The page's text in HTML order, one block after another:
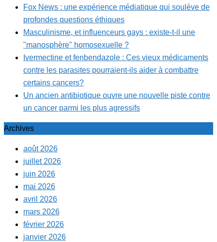
Fox News : une expérience médiatique qui soulève de
profondes questions éthiques
Masculinisme, et influenceurs gays : existe-t-il une
"manosphère" homosexuelle ?
Ivermectine et fenbendazole : Ces vieux médicaments
contre les parasites pourraient-ils aider à combattre
certains cancers?
Un ancien antibiotique ouvre une nouvelle piste contre
un cancer parmi les plus agressifs
Archives
août 2026
juillet 2026
juin 2026
mai 2026
avril 2026
mars 2026
février 2026
janvier 2026